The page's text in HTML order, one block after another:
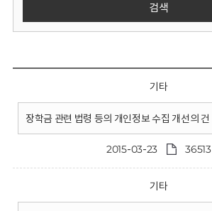
검색
기타
장학금 관련 법령 등의 개인정보 수집 개선의 건
2015-03-23 36513
기타